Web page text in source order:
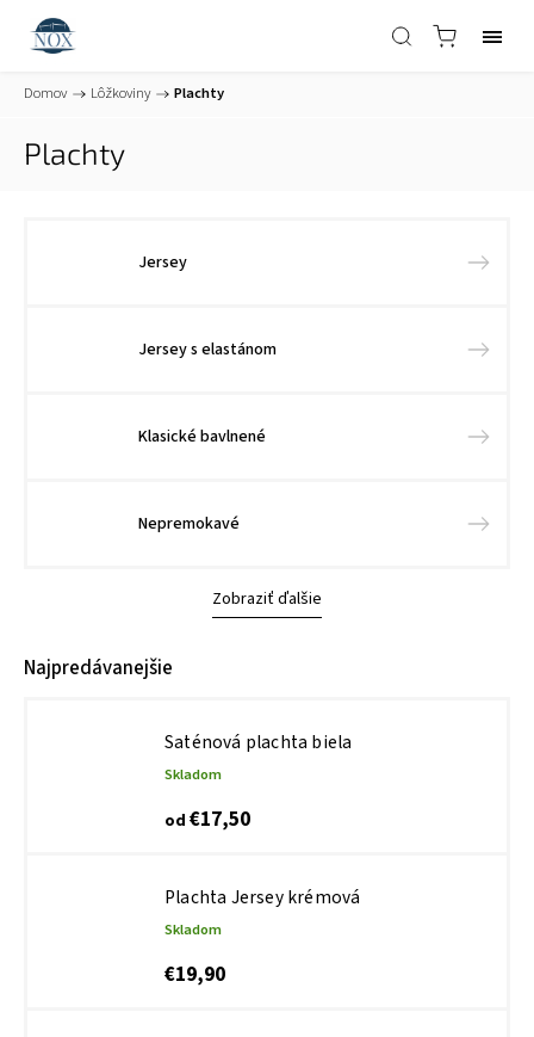
Domov / Lôžkoviny / Plachty
Plachty
Jersey
Jersey s elastánom
Klasické bavlnené
Nepremokavé
Zobraziť ďalšie
Najpredávanejšie
Saténová plachta biela
Skladom
od €17,50
Plachta Jersey krémová
Skladom
€19,90